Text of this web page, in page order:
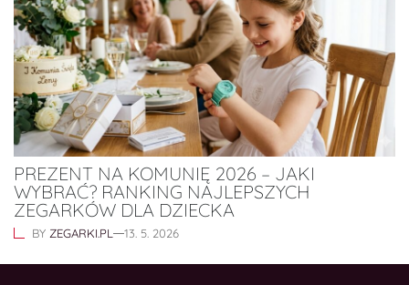
PREZENT NA KOMUNIĘ 2026 – JAKI
WYBRAĆ? RANKING NAJLEPSZYCH
ZEGARKÓW DLA DZIECKA
BY ZEGARKI.PL 13. 5. 2026